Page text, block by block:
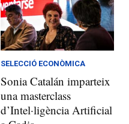
SELECCIÓ ECONÒMICA
Sonia Catalán imparteix
una masterclass
d’Intel·ligència Artificial